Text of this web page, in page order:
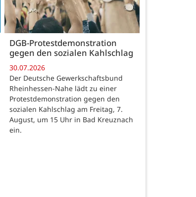
DGB-Protestdemonstration
gegen den sozialen Kahlschlag
30.07.2026
Der Deutsche Gewerkschaftsbund
Rheinhessen-Nahe lädt zu einer
Protestdemonstration gegen den
sozialen Kahlschlag am Freitag, 7.
August, um 15 Uhr in Bad Kreuznach
ein.